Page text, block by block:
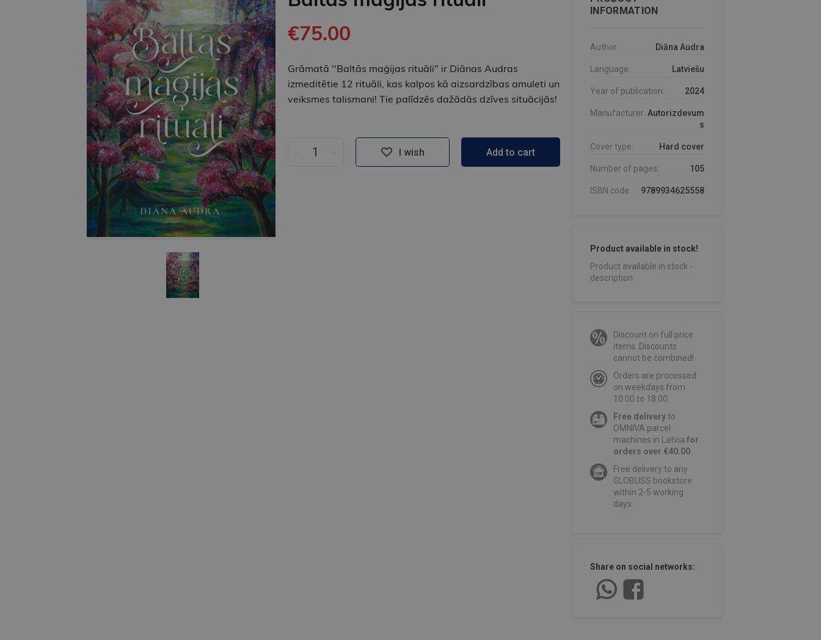
€75.00
Grāmatā ''Baltās maģijas rituāli" ir Diānas Audras
izmeditētie 12 rituāli, kas kalpos kā aizsardzības amuleti un
veiksmes talismani! Tie palīdzēs dažādās dzīves situācijās!
I wish Add to cart
INFORMATION
Author: Diāna Audra
Language: Latviešu
Year of publication: 2024
Manufacturer: Autorizdevum
s
Cover type: Hard cover
Number of pages: 105
ISBN code: 9789934625558
Product available in stock!
Product available in stock -
description
Discount on full price
items. Discounts
cannot be combined!
Orders are processed
on weekdays from
10:00 to 18:00.
Free deliveryto
OMNIVA parcel
machines in Latvia for
orders over €40.00.
Free delivery to any
GLOBUSS bookstore
within 2-5 working
days.
Share on social networks: